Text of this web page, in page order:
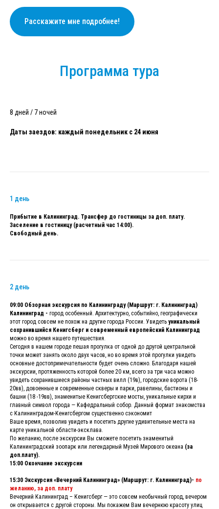
Расскажите мне подробнее!
Программа тура
8 дней / 7 ночей
Даты заездов: каждый понедельник с 24 июня
1 день
Прибытие в Калининград. Трансфер до гостиницы за доп. плату.
Заселение в гостиницу (расчетный час 14:00).
Свободный день.
2 день
09:00 Обзорная экскурсия по Калининграду (Маршрут: г. Калининград)
Калининград - город особенный. Архитектурно, событийно, географически
этот город совсем не похож на другие города России. Увидеть уникальный
сохранившийся Кенигсберг и современный европейский Калининград
можно во время нашего путешествия.
Сегодня в нашем городе пешая прогулка от одной до другой центральной
точки может занять около двух часов, но во время этой прогулки увидеть
основные достопримечательности будет очень сложно. Благодаря нашей
экскурсии, протяженность которой более 20 км, всего за три часа можно
увидеть сохранившиеся районы частных вилл (19в), городские ворота (18-
20вв), довоенные и современные скверы и парки, равелины, бастионы и
башни (18 -19вв), знаменитые Кенигсбергские мосты, уникальные кирхи и
главный символ города — Кафедральный собор. Данный формат знакомства
с Калининградом-Кенигсбергом существенно сэкономит
Ваше время, позволив увидеть и посетить другие удивительные места на
карте уникальной области-эксклава.
По желанию, после экскурсии Вы сможете посетить знаменитый
Калининградский зоопарк или легендарный Музей Мирового океана (за
доп.плату).
15:00 Окончание экскурсии
15:30 Экскурсия «Вечерний Калининград» (Маршрут: г. Калининград)- по
желанию, за доп. плату
Вечерний Калининград – Кенигсберг — это совсем необычный город, вечером
он открывается с другой стороны. Мы покажем Вам вечернюю красоту улиц